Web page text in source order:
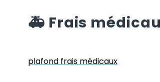
🚑 Frais
plafond frais médicaux